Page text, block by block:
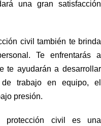
una gran satisfacción
civil también te brinda
. Te enfrentarás a
te ayudarán a desarrollar
trabajo en equipo, el
presión.
protección civil es una